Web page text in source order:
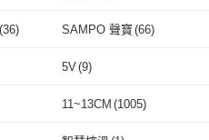
寢具傢飾 (2)
(36) SAMPO 聲寶 (66)
KINYO
Cooler Master 酷碼
SAMPO 聲寶
KINYO(7)
5V(9)
全電壓(5)
5V(9 )
11~13CM (1005)